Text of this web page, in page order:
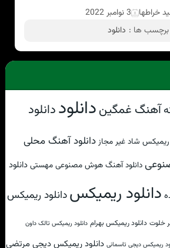
خراطها
3 نوامبر 2022
برچسب ها : دانلود
آهنگ غمگیندانلوددانلود
ریمیکس شاد غیر مجازدانلود آهنگ محلی
دانلود آهنگ هوش مصنوعی مهستیدانلود
دانلود ریمیکسدانلود ریمیکس
خلوت دانلود ریمیکس بهرام دانلود ریمیکس تالک داون
ریمیکس دیجی تاسمانی دانلود ریمیکس دیجی مرتضی